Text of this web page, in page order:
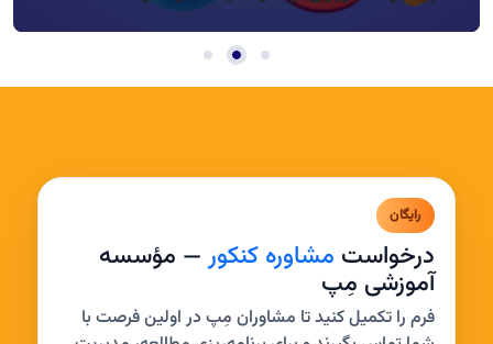
رایگان
درخواست مشاوره کنکور— مؤسسه
آموزشی مِپ
فرم را تکمیل کنید تا مشاوران مِپ در اولین فرصت با